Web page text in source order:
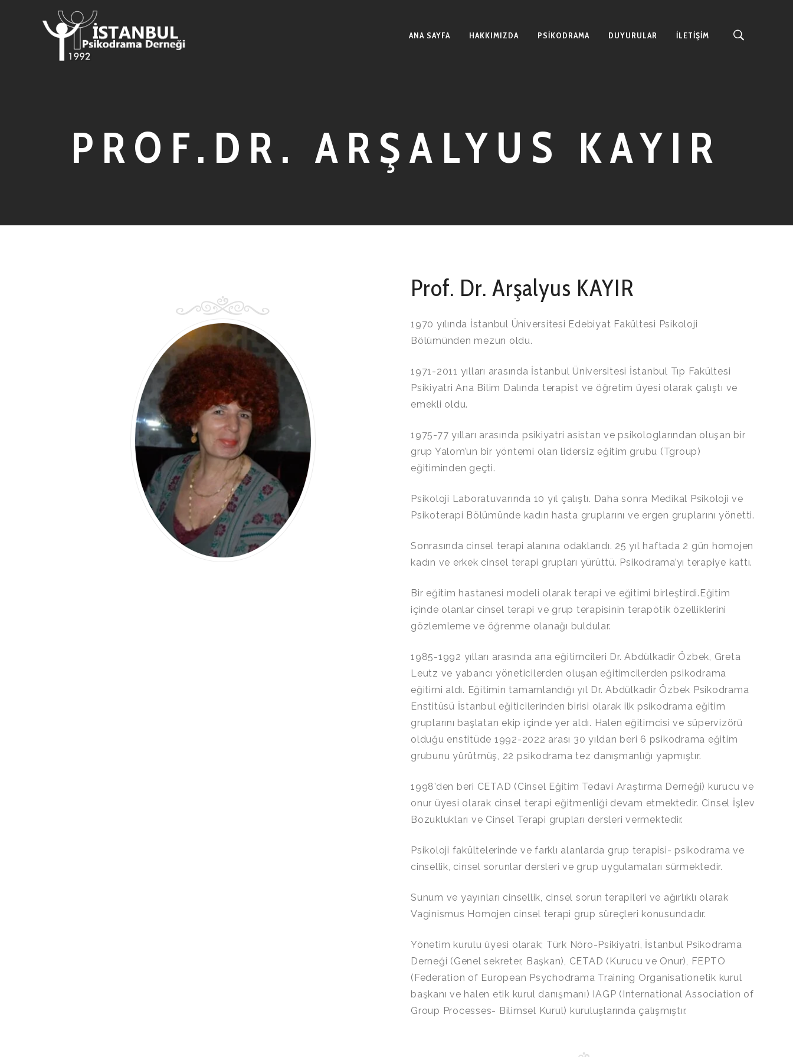
ANA SAYFA HAKKIMIZDA PSIKODRAMA DUYURULAR İLETİŞİM
PROF.DR. ARŞALYUS KAYIR
Prof. Dr. Arşalyus KAYIR
1970 yılında İstanbul Üniversitesi Edebiyat Fakültesi Psikoloji
Bölümünden mezun oldu.
1971-2011 yılları arasında İstanbul Üniversitesi İstanbul Tıp Fakültesi
Psikiyatri Ana Bilim Dalında terapist ve öğretim üyesi olarak çalıştı ve
emekli oldu.
1975-77 yılları arasında psikiyatri asistan ve psikologlarından oluşan bir
grup Yalom’un bir yöntemi olan lidersiz eğitim grubu (Tgroup)
eğitiminden geçti.
Psikoloji Laboratuvarında 10 yıl çalıştı. Daha sonra Medikal Psikoloji ve
Psikoterapi Bölümünde kadın hasta gruplarını ve ergen gruplarını yönetti.
Sonrasında cinsel terapi alanına odaklandı. 25 yıl haftada 2 gün homojen
kadın ve erkek cinsel terapi grupları yürüttü. Psikodrama’yı terapiye kattı.
Bir eğitim hastanesi modeli olarak terapi ve eğitimi birleştirdi.Eğitim
içinde olanlar cinsel terapi ve grup terapisinin terapötik özelliklerini
gözlemleme ve öğrenme olanağı buldular.
1985-1992 yılları arasında ana eğitimcileri Dr. Abdülkadir Özbek, Greta
Leutz ve yabancı yöneticilerden oluşan eğitimcilerden psikodrama
eğitimi aldı. Eğitimin tamamlandığı yıl Dr. Abdülkadir Özbek Psikodrama
Enstitüsü İstanbul eğiticilerinden birisi olarak ilk psikodrama eğitim
gruplarını başlatan ekip içinde yer aldı. Halen eğitimcisi ve süpervizörü
olduğu enstitüde 1992-2022 arası 30 yıldan beri 6 psikodrama eğitim
grubunu yürütmüş, 22 psikodrama tez danışmanlığı yapmıştır.
1998’den beri CETAD (Cinsel Eğitim Tedavi Araştırma Derneği) kurucu ve
onur üyesi olarak cinsel terapi eğitmenliği devam etmektedir. Cinsel İşlev
Bozuklukları ve Cinsel Terapi grupları dersleri vermektedir.
Psikoloji fakültelerinde ve farklı alanlarda grup terapisi- psikodrama ve
cinsellik, cinsel sorunlar dersleri ve grup uygulamaları sürmektedir.
Sunum ve yayınları cinsellik, cinsel sorun terapileri ve ağırlıklı olarak
Vaginismus Homojen cinsel terapi grup süreçleri konusundadır.
Yönetim kurulu üyesi olarak; Türk Nöro-Psikiyatri, İstanbul Psikodrama
Derneği (Genel sekreter, Başkan), CETAD (Kurucu ve Onur), FEPTO
(Federation of European Psychodrama Training Organisationetik kurul
başkanı ve halen etik kurul danışmanı) IAGP (International Association of
Group Processes- Bilimsel Kurul) kuruluşlarında çalışmıştır.